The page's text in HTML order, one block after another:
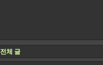
전체 글